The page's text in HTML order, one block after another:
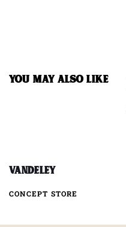
YOU MAY ALSO LIKE
Vandeley
CONCEPT STORE